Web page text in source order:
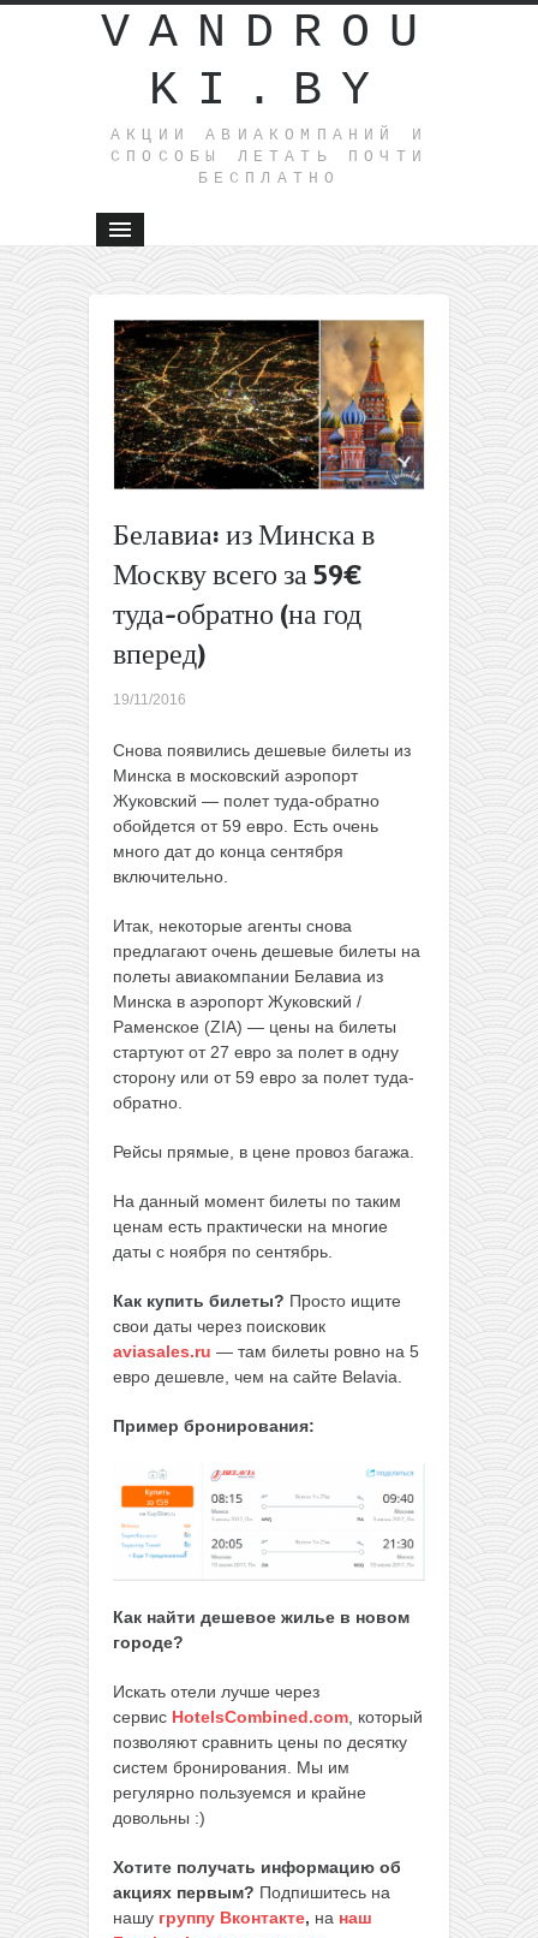
VANDROU
KI.BY
АКЦИИ АВИАКОМПАНИЙ И
СПОСОБЫ ЛЕТАТЬ ПОЧТИ
БЕСПЛАТНО
Белавиа: из Минска в
Москву всего за 59€
туда-обратно (на год
вперед)
19/11/2016
Снова появились дешевые билеты из
Минска в московский аэропорт
Жуковский — полет туда-обратно
обойдется от 59 евро. Есть очень
много дат до конца сентября
включительно.
Итак, некоторые агенты снова
предлагают очень дешевые билеты на
полеты авиакомпании Белавиа из
Минска в аэропорт Жуковский /
Раменское (ZIA) — цены на билеты
стартуют от 27 евро за полет в одну
сторону или от 59 евро за полет туда-
обратно.
Рейсы прямые, в цене провоз багажа.
На данный момент билеты по таким
ценам есть практически на многие
даты с ноября по сентябрь.
Как купить билеты? Просто ищите
свои даты через поисковик
aviasales.ru — там билеты ровно на 5
евро дешевле, чем на сайте Belavia.
Пример бронирования:
Как найти дешевое жилье в новом
городе?
Искать отели лучше через
сервис HotelsCombined.com, который
позволяют сравнить цены по десятку
систем бронирования. Мы им
регулярно пользуемся и крайне
довольны :)
Хотите получать информацию об
акциях первым? Подпишитесь на
нашу группу Вконтакте, на наш
Air
India: из
Москвы
на Шри-
Ланку от
292€
туда-
(ноябрь-
октябрь)
туда-